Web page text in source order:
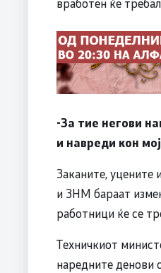
вработен ќе
-За тие негови
и навреди кон
Заканите, уцените
и ЗНМ бараат
работници ќе се
Техничкиот
наредните денови